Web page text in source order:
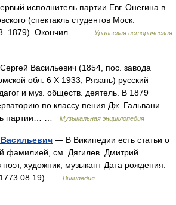
исполнитель партии Евг. Онегина в
(спектакль студентов Моск.
1879). Окончил… …
Уральская историческая
Васильевич (1854, пос. завода
обл. 6 X 1933, Рязань) русский
и муз. обществ. деятель. В 1879
по классу пения Дж. Гальвани.
партии… …
Музыкальная энциклопедия
— В Википедии есть статьи о
фамилией, см. Дягилев. Дмитрий
художник, музыкант Дата рождения:
08 19) …
Википедия